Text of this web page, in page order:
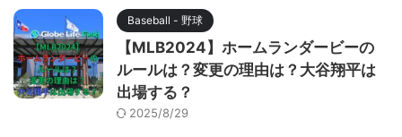
Baseball - 野球
【MLB2024】ホームランダービーの
ルールは？変更の理由は？大谷翔平は
出場する？
2025/8/29